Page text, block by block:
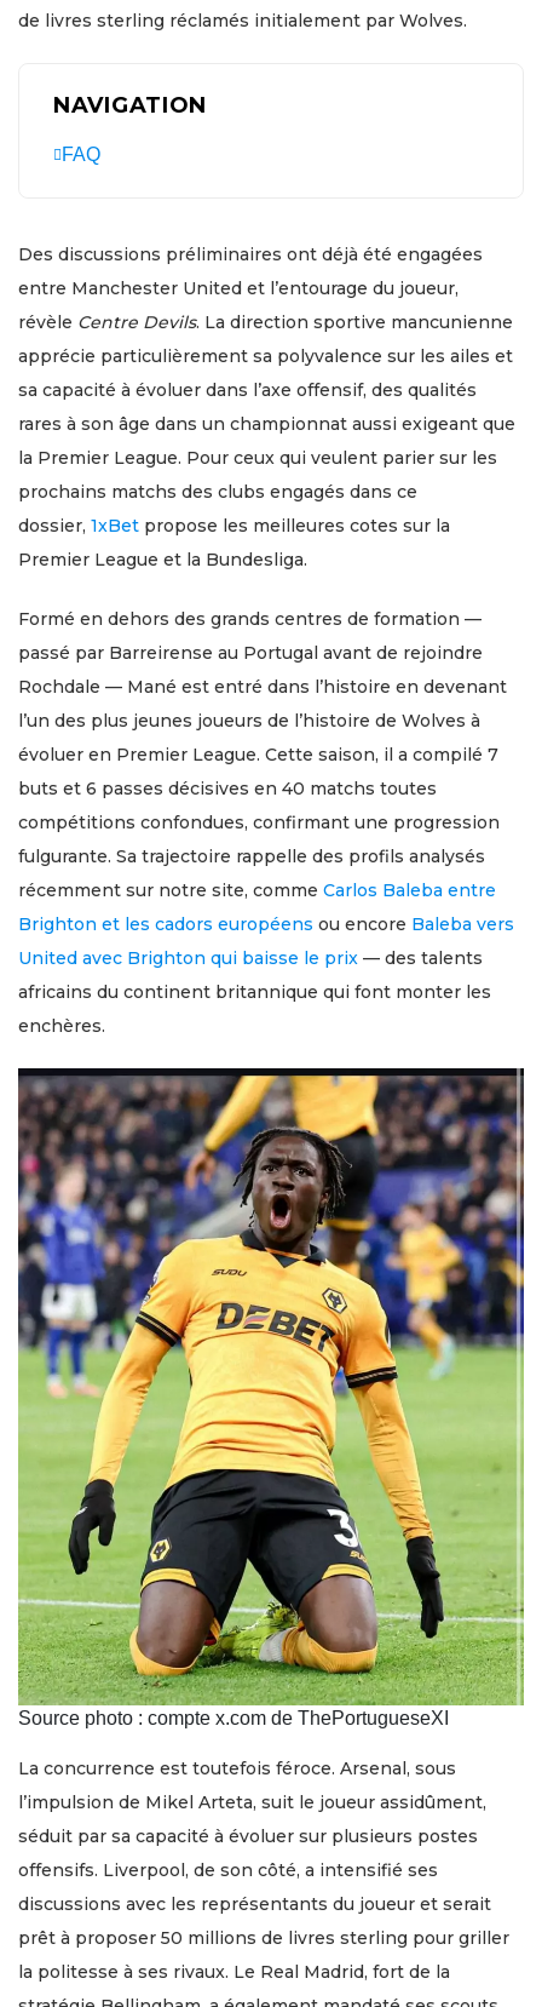
de livres sterling réclamés initialement par Wolves.
NAVIGATION
FAQ
Des discussions préliminaires ont déjà été engagées
entre Manchester United et l’entourage du joueur,
révèle Centre Devils. La direction sportive mancunienne
apprécie particulièrement sa polyvalence sur les ailes et
sa capacité à évoluer dans l’axe offensif, des qualités
rares à son âge dans un championnat aussi exigeant que
la Premier League. Pour ceux qui veulent parier sur les
prochains matchs des clubs engagés dans ce
dossier, 1xBet propose les meilleures cotes sur la
Premier League et la Bundesliga.
Formé en dehors des grands centres de formation —
passé par Barreirense au Portugal avant de rejoindre
Rochdale — Mané est entré dans l’histoire en devenant
l’un des plus jeunes joueurs de l’histoire de Wolves à
évoluer en Premier League. Cette saison, il a compilé 7
buts et 6 passes décisives en 40 matchs toutes
compétitions confondues, confirmant une progression
fulgurante. Sa trajectoire rappelle des profils analysés
récemment sur notre site, comme Carlos Baleba entre
Brighton et les cadors européens ou encore Baleba vers
United avec Brighton qui baisse le prix — des talents
africains du continent britannique qui font monter les
enchères.
Source photo : compte x.com de ThePortugueseXI
La concurrence est toutefois féroce. Arsenal, sous
l’impulsion de Mikel Arteta, suit le joueur assidûment,
séduit par sa capacité à évoluer sur plusieurs postes
offensifs. Liverpool, de son côté, a intensifié ses
discussions avec les représentants du joueur et serait
prêt à proposer 50 millions de livres sterling pour griller
la politesse à ses rivaux. Le Real Madrid, fort de la